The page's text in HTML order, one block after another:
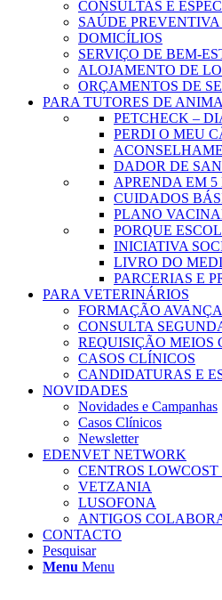
CONSULTAS E
SAÚDE
DOMICÍLIOS
SERVIÇO DE BEM-
ALOJAMENTO DE
ORÇAMENTOS DE
PARA TUTORES DE
PETCHECK –
PERDI O MEU
DADOR DE
APRENDA EM 5
CUIDADOS
PLANO
PORQUE
INICIATIVA
LIVRO DO
PARCERIAS E
PARA VETERINÁRIOS
FORMAÇÃO
CONSULTA
REQUISIÇÃO MEIOS
CASOS CLÍNICOS
CANDIDATURAS E
NOVIDADES
Novidades e Campanhas
Casos Clínicos
Newsletter
EDENVET NETWORK
CENTROS
VETZANIA
LUSOFONA
ANTIGOS
CONTACTO
Pesquisar
Menu Menu